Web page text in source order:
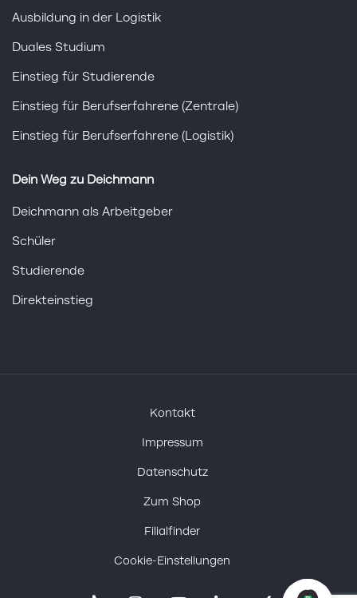
Ausbildung in der Logistik
Duales Studium
Einstieg für Studierende
Einstieg für Berufserfahrene (Zentrale)
Einstieg für Berufserfahrene (Logistik)
Dein Weg zu Deichmann
Deichmann als Arbeitgeber
Schüler
Studierende
Direkteinstieg
Kontakt
Impressum
Datenschutz
Zum Shop
Filialfinder
Cookie-Einstellungen